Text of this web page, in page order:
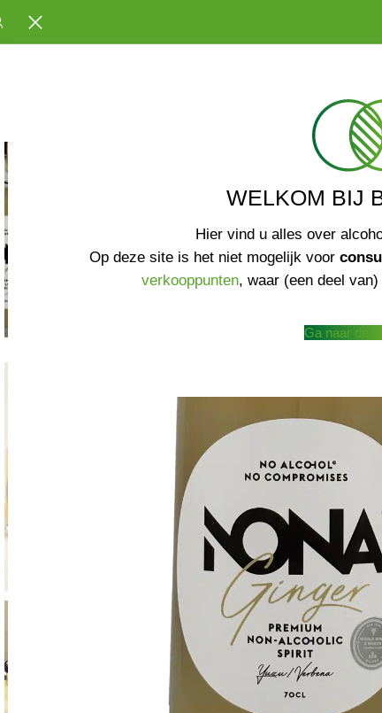
WELKOM BIJ
Hier vind u alles over
Op deze site is het niet mogelijk voor
verkooppunten, waar (een deel
Ga naar de